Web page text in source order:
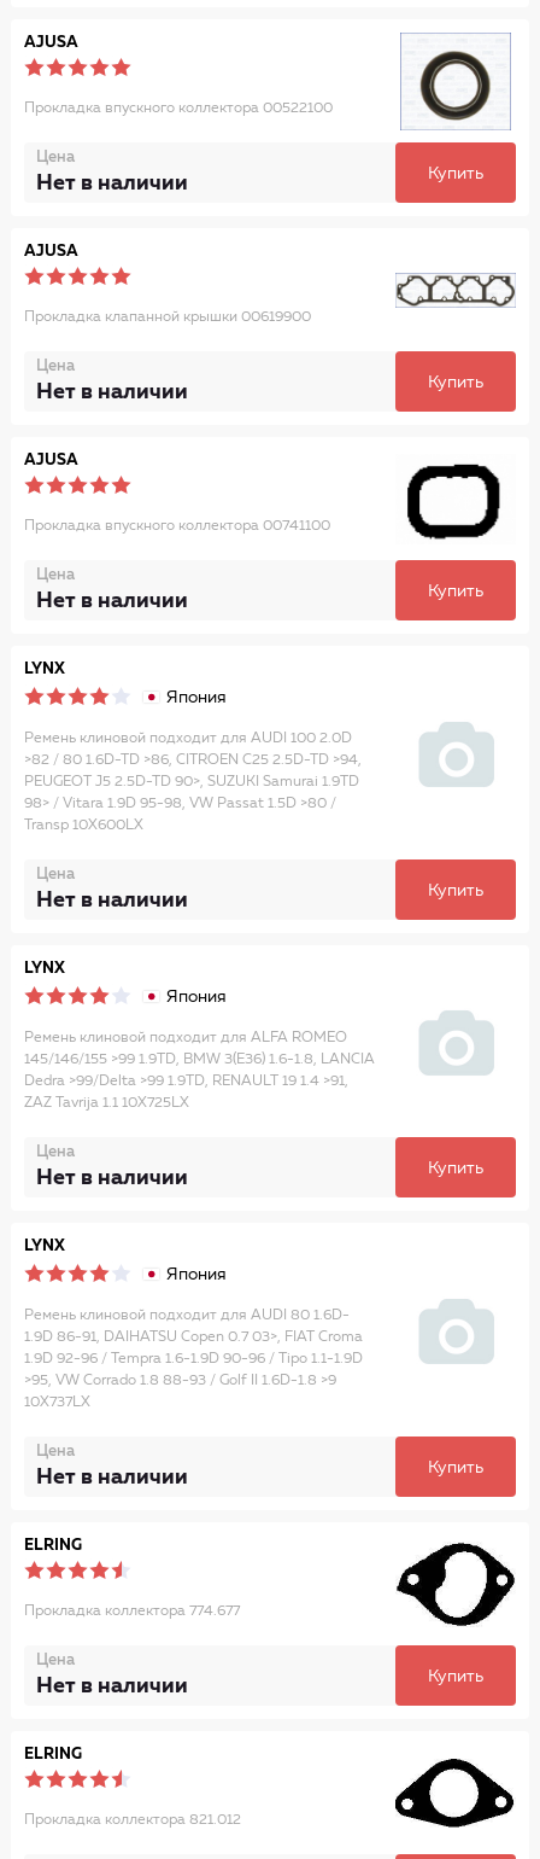
AJUSA
Прокладка впускного коллектора 00522100
Цена
Нет в наличии Купить
AJUSA
Прокладка клапанной крышки 00619900
Цена
Нет в наличии Купить
AJUSA
Прокладка впускного коллектора 00741100
Цена
Нет в наличии Купить
LYNX
Япония
Ремень клиновой подходит для AUDI 100 2.0D
>82 / 80 1.6D-TD >86, CITROEN C25 2.5D-TD >94,
PEUGEOT J5 2.5D-TD 90>, SUZUKI Samurai 1.9TD
98> / Vitara 1.9D 95-98, VW Passat 1.5D >80 /
Transp 10X600LX
Цена
Нет в наличии Купить
LYNX
Япония
Ремень клиновой подходит для ALFA ROMEO
145/146/155 >99 1.9TD, BMW 3(E36) 1.6-1.8, LANCIA
Dedra >99/Delta >99 1.9TD, RENAULT 19 1.4 >91,
ZAZ Tavrija 1.1 10X725LX
Цена
Нет в наличии Купить
LYNX
Япония
Ремень клиновой подходит для AUDI 80 1.6D-
1.9D 86-91, DAIHATSU Copen 0.7 03>, FIAT Croma
1.9D 92-96 / Tempra 1.6-1.9D 90-96 / Tipo 1.1-1.9D
>95, VW Corrado 1.8 88-93 / Golf II 1.6D-1.8 >9
10X737LX
Цена
Нет в наличии Купить
ELRING
Прокладка коллектора 774.677
Цена
Нет в наличии Купить
ELRING
Прокладка коллектора 821.012